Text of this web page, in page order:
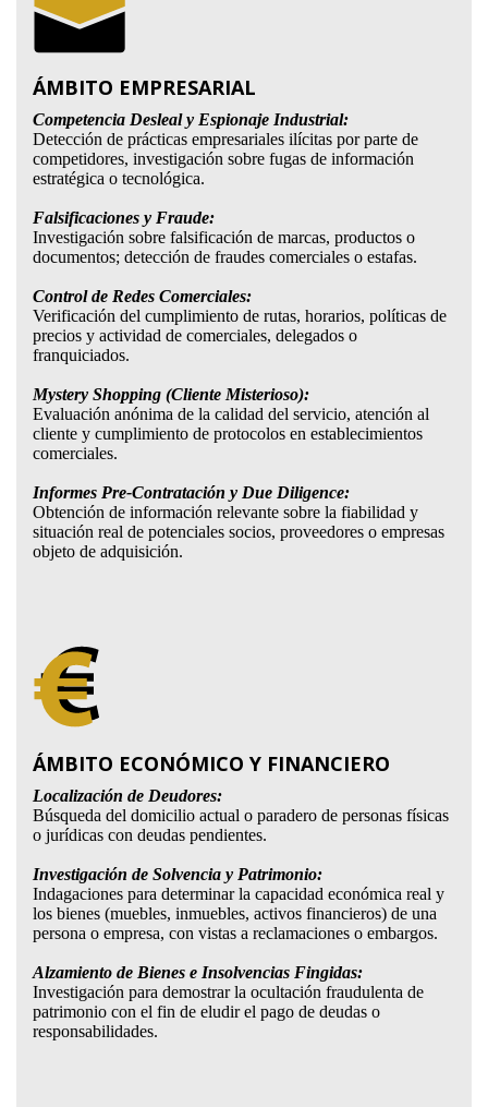
ÁMBITO EMPRESARIAL
Competencia Desleal y Espionaje Industrial:
Detección de prácticas empresariales ilícitas por parte de
competidores, investigación sobre fugas de información
estratégica o tecnológica.
Falsificaciones y Fraude:
Investigación sobre falsificación de marcas, productos o
documentos; detección de fraudes comerciales o estafas.
Control de Redes Comerciales:
Verificación del cumplimiento de rutas, horarios, políticas de
precios y actividad de comerciales, delegados o
franquiciados.
Mystery Shopping (Cliente Misterioso):
Evaluación anónima de la calidad del servicio, atención al
cliente y cumplimiento de protocolos en establecimientos
comerciales.
Informes Pre-Contratación y Due Diligence:
Obtención de información relevante sobre la fiabilidad y
situación real de potenciales socios, proveedores o empresas
objeto de adquisición.
ÁMBITO ECONÓMICO Y FINANCIERO
Localización de Deudores:
Búsqueda del domicilio actual o paradero de personas físicas
o jurídicas con deudas pendientes.
Investigación de Solvencia y Patrimonio:
Indagaciones para determinar la capacidad económica real y
los bienes (muebles, inmuebles, activos financieros) de una
persona o empresa, con vistas a reclamaciones o embargos.
Alzamiento de Bienes e Insolvencias Fingidas:
Investigación para demostrar la ocultación fraudulenta de
patrimonio con el fin de eludir el pago de deudas o
responsabilidades.